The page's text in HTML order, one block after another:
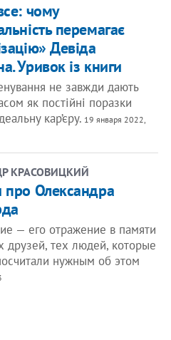
чому
перемагає
Девіда
Уривок із книги
не завжди дають
як постійні поразки
кар’єру. 19 января 2022,
КРАСОВИЦКИЙ
про Олександра
— его отражение в памяти
друзей, тех людей, которые
нужным об этом